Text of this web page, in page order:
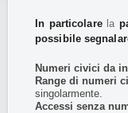
In particolarela
possibile
Numeri civici da
Range di numeri
singolarmente.
Accessi senza